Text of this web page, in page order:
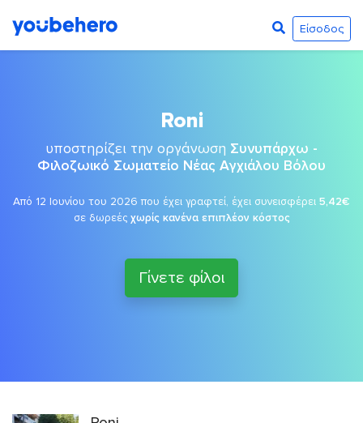
Είσοδος
Roni
υποστηρίζει την οργάνωση Συνυπάρχω -
Φιλοζωικό Σωματείο Νέας Αγχιάλου Βόλου
Από 12 Ιουνίου του 2026 που έχει γραφτεί, έχει συνεισφέρει 5,42€
σε δωρεές χωρίς κανένα επιπλέον κόστος
Γίνετε φίλοι